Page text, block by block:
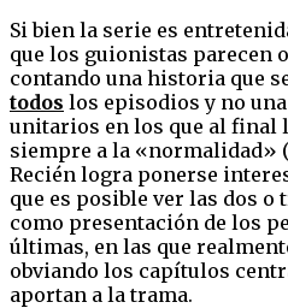
Si bien la serie es
que los guionistas parecen
contando una historia que
todos los episodios y no
unitarios en los que al final
siempre a la «normalidad»
Recién logra ponerse
que es posible ver las dos
como presentación de los
últimas, en las que
obviando los capítulos
aportan a la trama.